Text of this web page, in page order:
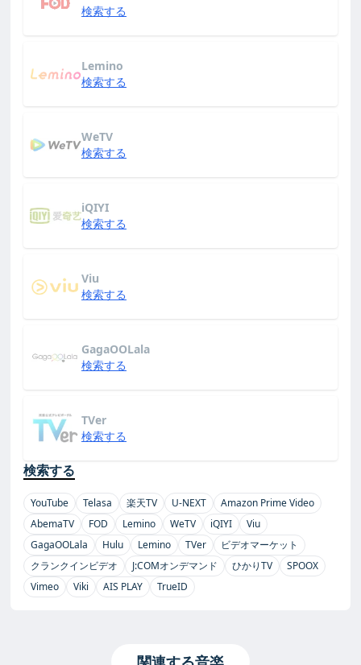
検索する
Lemino
検索する
WeTV
検索する
iQIYI
検索する
Viu
検索する
GagaOOLala
検索する
TVer
検索する
検索する
YouTube Telasa 楽天TV U-NEXT
Amazon Prime Video
AbemaTV
FOD Lemino WeTV iQIYI
Viu
GagaOOLala
Hulu Lemino TVer
ビデオマーケット
クランクインビデオ
J:COMオンデマンド ひかりTV
SPOOX
Vimeo
Viki AIS PLAY TrueID